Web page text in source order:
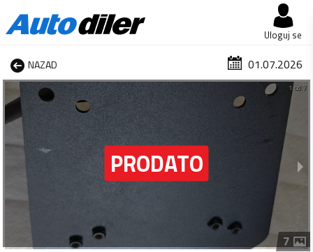
Uloguj se
NAZAD 01.07.2026
1 od 7
7